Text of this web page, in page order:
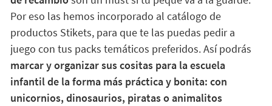
Por eso las hemos incorporado al catálogo de
productos Stikets, para que te las puedas pedir a
juego con tus packs temáticos preferidos. Así podrás
marcar y organizar sus cositas para la escuela
infantil de la forma más práctica y bonita: con
unicornios, dinosaurios, piratas o animalitos